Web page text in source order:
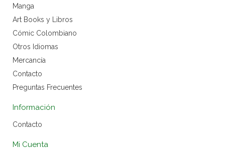
Manga
Art Books y Libros
Cómic Colombiano
Otros Idiomas
Mercancía
Contacto
Preguntas Frecuentes
Información
Contacto
Mi Cuenta